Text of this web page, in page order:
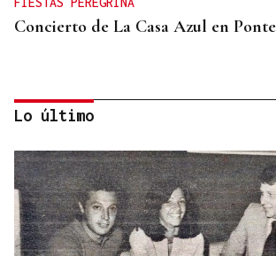
Concierto de La Casa Azul en
Lo último